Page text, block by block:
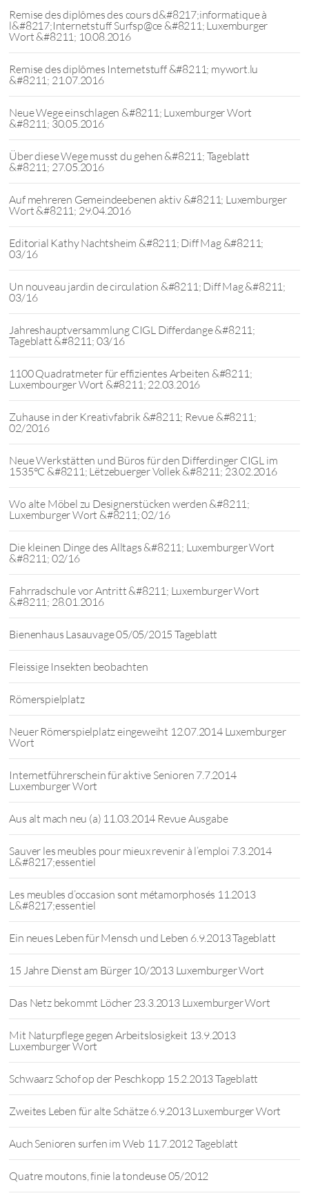
Remise des diplômes des cours d&#8217;informatique à
l&#8217;Internetstuff Surfsp@ce &#8211; Luxemburger
Wort &#8211; 10.08.2016
Remise des diplômes Internetstuff &#8211; mywort.lu
&#8211; 21.07.2016
Neue Wege einschlagen &#8211; Luxemburger Wort
&#8211; 30.05.2016
Über diese Wege musst du gehen &#8211; Tageblatt
&#8211; 27.05.2016
Auf mehreren Gemeindeebenen aktiv &#8211; Luxemburger
Wort &#8211; 29.04.2016
Editorial Kathy Nachtsheim &#8211; Diff Mag &#8211;
03/16
Un nouveau jardin de circulation &#8211; Diff Mag &#8211;
03/16
Jahreshauptversammlung CIGL Differdange &#8211;
Tageblatt &#8211; 03/16
1100 Quadratmeter für effizientes Arbeiten &#8211;
Luxembourger Wort &#8211; 22.03.2016
Zuhause in der Kreativfabrik &#8211; Revue &#8211;
02/2016
Neue Werkstätten und Büros für den Differdinger CIGL im
1535°C &#8211; Lëtzebuerger Vollek &#8211; 23.02.2016
Wo alte Möbel zu Designerstücken werden &#8211;
Luxemburger Wort &#8211; 02/16
Die kleinen Dinge des Alltags &#8211; Luxemburger Wort
&#8211; 02/16
Fahrradschule vor Antritt &#8211; Luxemburger Wort
&#8211; 28.01.2016
Bienenhaus Lasauvage 05/05/2015 Tageblatt
Fleissige Insekten beobachten
Römerspielplatz
Neuer Römerspielplatz eingeweiht 12.07.2014 Luxemburger
Wort
Internetführerschein für aktive Senioren 7.7.2014
Luxemburger Wort
Aus alt mach neu (a) 11.03.2014 Revue Ausgabe
Sauver les meubles pour mieux revenir à l’emploi 7.3.2014
L&#8217;essentiel
Les meubles d’occasion sont métamorphosés 11.2013
L&#8217;essentiel
Ein neues Leben für Mensch und Leben 6.9.2013 Tageblatt
15 Jahre Dienst am Bürger 10/2013 Luxemburger Wort
Das Netz bekommt Löcher 23.3.2013 Luxemburger Wort
Mit Naturpflege gegen Arbeitslosigkeit 13.9.2013
Luxemburger Wort
Schwaarz Schof op der Peschkopp 15.2.2013 Tageblatt
Zweites Leben für alte Schätze 6.9.2013 Luxemburger Wort
Auch Senioren surfen im Web 11.7.2012 Tageblatt
Quatre moutons, finie la tondeuse 05/2012